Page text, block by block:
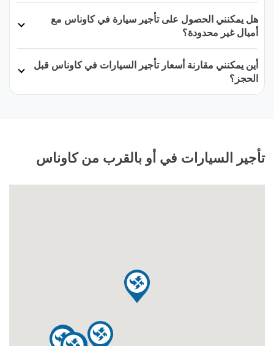
هل يمكنني الحصول على تأجير سيارة في كاوناس مع
أميال غير محدودة؟
أين يمكنني مقارنة أسعار تأجير السيارات في كاوناس قبل
الحجز؟
تأجير السيارات في أو بالقرب من كاوناس